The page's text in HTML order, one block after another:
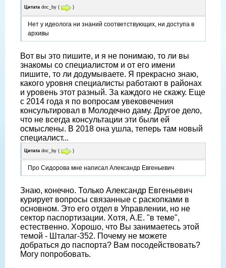
Цитата doc_by ( )
Нет у идеолога ни знаний соответствующих, ни доступа в
архивы
Вот вы это пишите, и я не понимаю, то ли вы
знакомы со специалистом и от его имени
пишите, то ли додумываете. Я прекрасно знаю,
какого уровня специалисты работают в районах
и уровень этот разный. За каждого не скажу. Еще
с 2014 года я по вопросам увековечения
консультировал в Молодечно даму. Другое дело,
что не всегда консультации эти были ей
осмыслены. В 2018 она ушла, теперь там новый
специалист...
Цитата doc_by ( )
Про Сидорова мне написал Александр Евгеньевич
Знаю, конечно. Только Александр Евгеньевич
курирует вопросы связанные с раскопками в
основном. Это его отдел в Управлении, но не
сектор паспортизации. Хотя, А.Е. "в теме",
естественно. Хорошо, что Вы занимаетесь этой
темой - Шталаг-352. Почему не можете
добраться до паспорта? Вам посодействовать?
Могу попробовать.